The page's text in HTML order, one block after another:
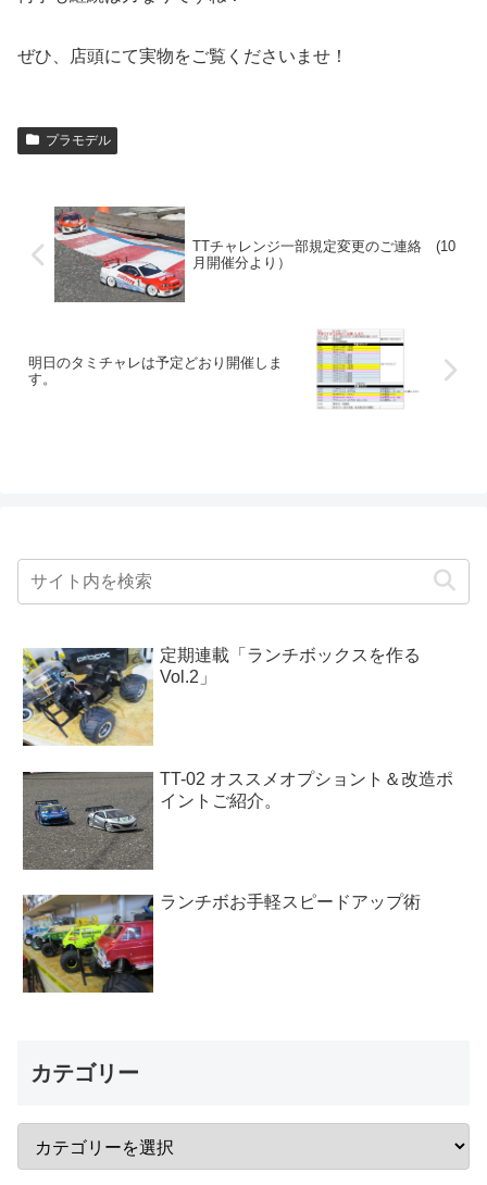
ぜひ、店頭にて実物をご覧くださいませ！
プラモデル
TTチャレンジ一部規定変更のご連絡 (10
月開催分より）
明日のタミチャレは予定どおり開催しま
す。
定期連載「ランチボックスを作る
Vol.2」
TT-02 オススメオプショント＆改造ポ
イントご紹介。
ランチボお手軽スピードアップ術
カテゴリー